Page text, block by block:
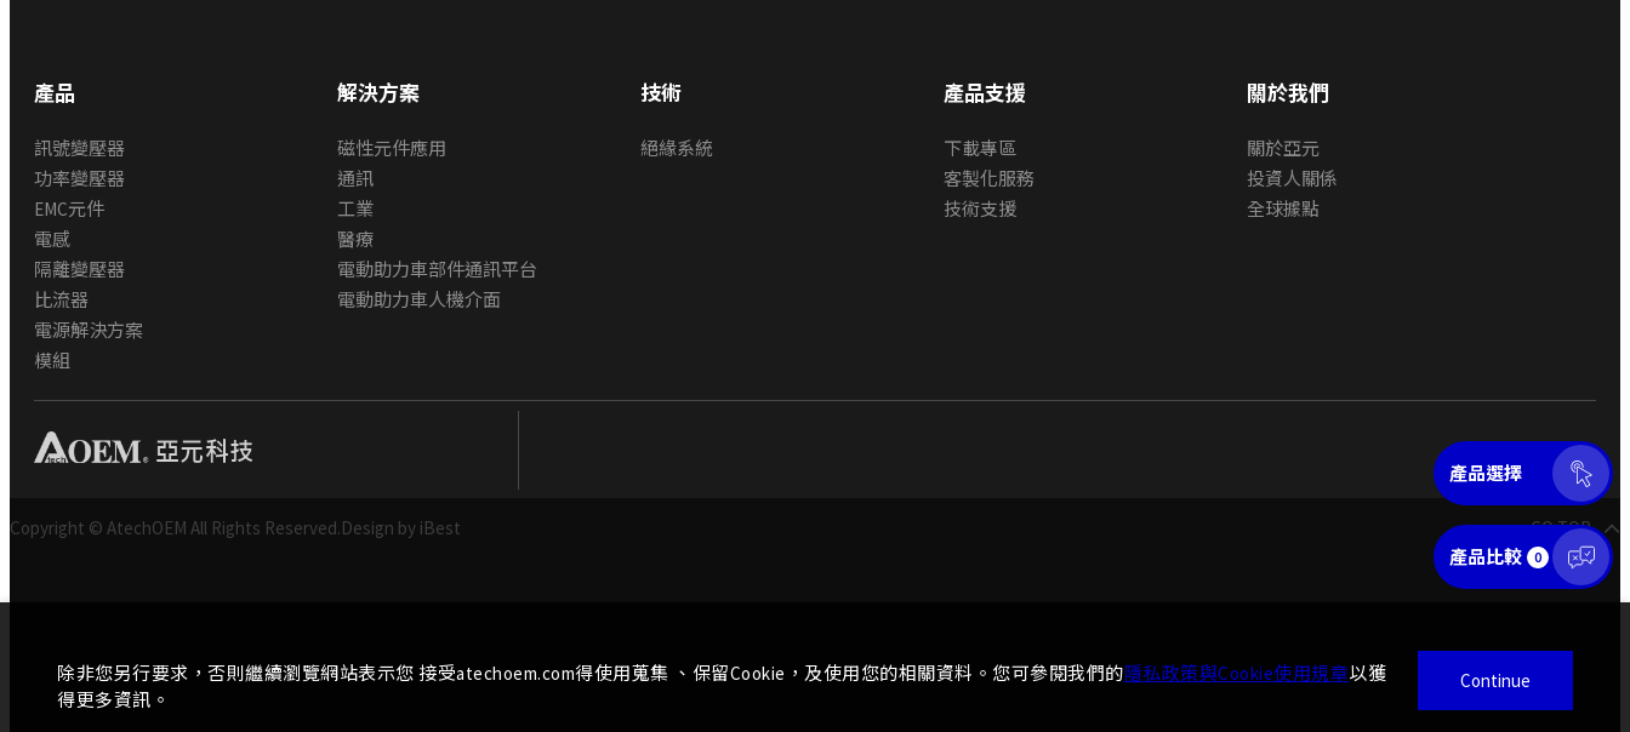
產品選擇
產品比較 0
產品
訊號變壓器
功率變壓器
EMC元件
電感
隔離變壓器
比流器
電源解決方案
模組
解決方案
磁性元件應用
通訊
工業
醫療
電動助力車部件通訊平台
電動助力車人機介面
技術
絕緣系統
產品支援
下載專區
客製化服務
技術支援
關於我們
關於亞元
投資人關係
全球據點
Copyright © AtechOEM All Rights Reserved.Design by iBest GO TOP
除非您另行要求，否則繼續瀏覽網站表示您 接受atechoem.com得使用蒐集 、保留Cookie，及使用您的相關資料。您可參閱我們的隱私政策與Cookie使用規章以獲
得更多資訊。
Continue